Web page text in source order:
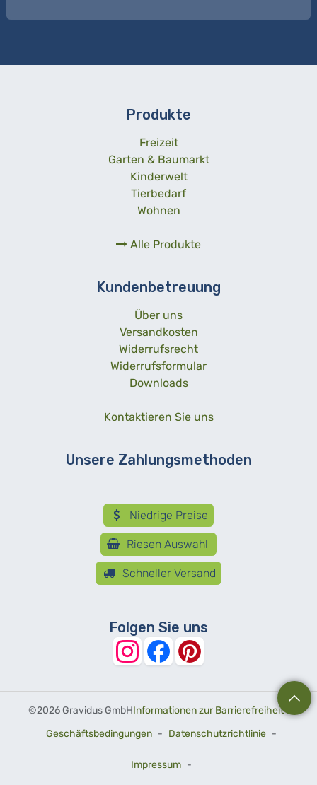
Produkte
Freizeit
Garten & Baumarkt
Kinderwelt
Tierbedarf
Wohnen
Alle Produkte
Kundenbetreuung
Über uns
Versandkosten
Widerrufsrecht
Widerrufsformular
Downloads
Kontaktieren Sie uns
Unsere Zahlungsmethoden
Niedrige Preise
Riesen Auswahl
Schneller Versand
Folgen Sie uns
©2026 Gravidus GmbHInformationen zur Barrierefreiheit-
Geschäftsbedingungen - Datenschutzrichtlinie -
Impressum -